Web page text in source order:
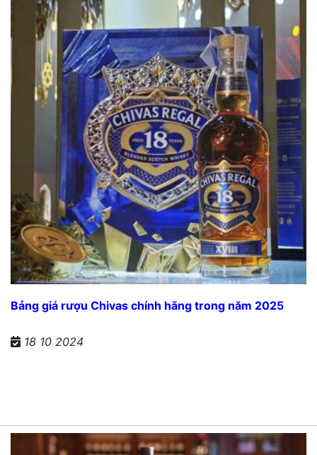
Bảng giá rượu Chivas chính hãng trong năm 2025
18 10 2024